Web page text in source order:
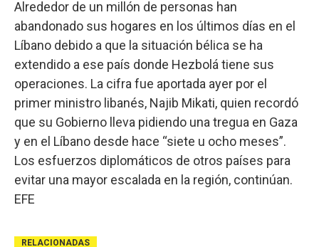
Alrededor de un millón de personas han
abandonado sus hogares en los últimos días en el
Líbano debido a que la situación bélica se ha
extendido a ese país donde Hezbolá tiene sus
operaciones. La cifra fue aportada ayer por el
primer ministro libanés, Najib Mikati, quien recordó
que su Gobierno lleva pidiendo una tregua en Gaza
y en el Líbano desde hace “siete u ocho meses”.
Los esfuerzos diplomáticos de otros países para
evitar una mayor escalada en la región, continúan.
EFE
RELACIONADAS